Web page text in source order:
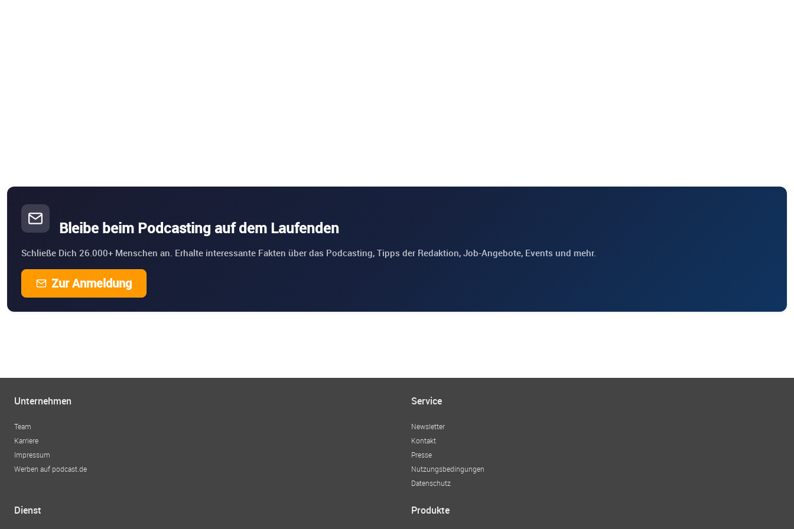
Bleibe beim Podcasting auf dem Laufenden
Schließe Dich 26.000+ Menschen an. Erhalte interessante Fakten über das Podcasting, Tipps der Redaktion, Job-Angebote, Events und mehr.
Zur Anmeldung
Unternehmen
Team
Karriere
Impressum
Werben auf podcast.de
Service
Newsletter
Kontakt
Presse
Nutzungsbedingungen
Datenschutz
Dienst Produkte